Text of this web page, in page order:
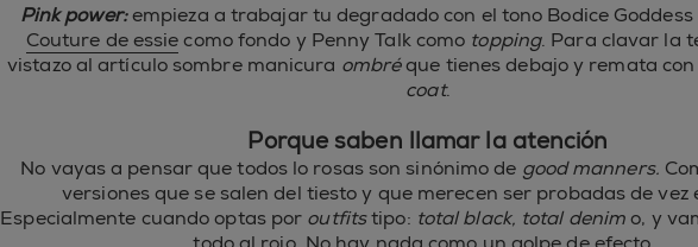
Pink power:empieza a trabajar tu degradado con el tono Bodice
Couture de essiecomo fondo y Penny Talk como topping. Para clavar la
vistazo al artículo sombre manicura ombréque tienes debajo y remata
coat.
Porque saben llamar la atención
No vayas a pensar que todos lo rosas son sinónimo de good manners.
versiones que se salen del tiesto y que merecen ser probadas de vez
Especialmente cuando optas por outfitstipo: total black, total denimo, y